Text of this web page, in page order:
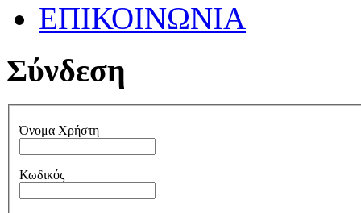
ΕΠΙΚΟΙΝΩΝΙΑ
Σύνδεση
Όνομα Χρήστη
Κωδικός